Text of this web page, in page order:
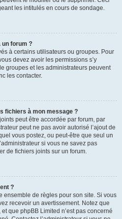
les intitulés en cours de sondage.
un forum ?
à certains utilisateurs ou groupes. Pour
devez avoir les permissions s’y
groupes et les administrateurs peuvent
les contacter.
fichiers à mon message ?
peut être accordée par forum, par
peut ne pas avoir autorisé l’ajout de
vous postez, ou peut-être que seul un
si vous ne savez pas
de fichiers joints sur un forum.
?
ensemble de règles pour son site. Si vous
recevoir un avertissement. Notez que
que phpBB Limited n’est pas concerné